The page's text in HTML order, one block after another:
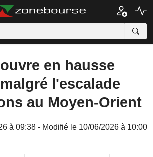
en hausse
l'escalade
au Moyen-Orient
à 09:38 - Modifié le 10/06/2026 à 10:00